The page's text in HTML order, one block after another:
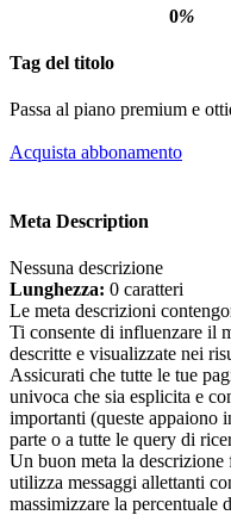
0%
Tag del titolo
Passa al piano premium e
Acquista abbonamento
Meta Description
Nessuna descrizione
Lunghezza: 0 caratteri
Le meta descrizioni
Ti consente di influenzare il
descritte e visualizzate nei
Assicurati che tutte le tue
univoca che sia esplicita e
importanti (queste appaiono
parte o a tutte le query di
Un buon meta la
utilizza messaggi allettanti
massimizzare la percentuale